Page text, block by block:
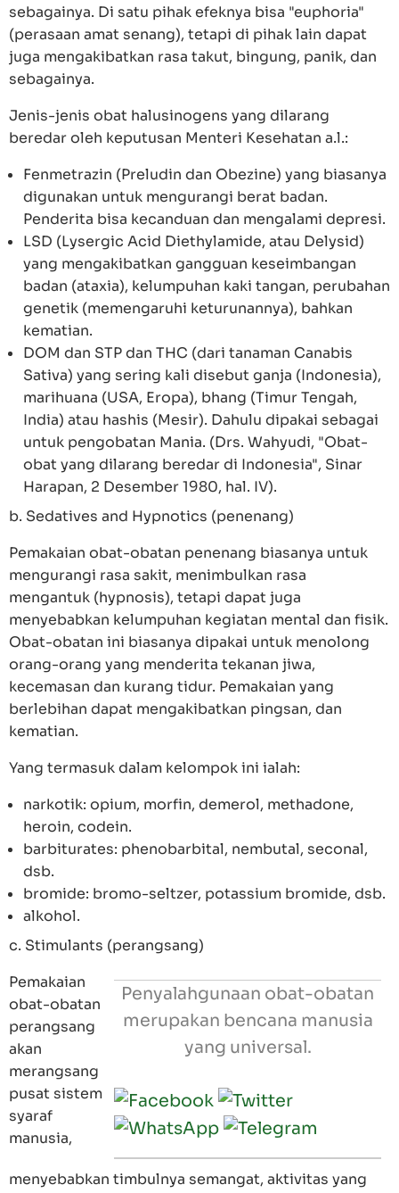
sebagainya. Di satu pihak efeknya bisa "euphoria"
(perasaan amat senang), tetapi di pihak lain dapat
juga mengakibatkan rasa takut, bingung, panik, dan
sebagainya.
Jenis-jenis obat halusinogens yang dilarang
beredar oleh keputusan Menteri Kesehatan a.l.:
Fenmetrazin (Preludin dan Obezine) yang biasanya
digunakan untuk mengurangi berat badan.
Penderita bisa kecanduan dan mengalami depresi.
LSD (Lysergic Acid Diethylamide, atau Delysid)
yang mengakibatkan gangguan keseimbangan
badan (ataxia), kelumpuhan kaki tangan, perubahan
genetik (memengaruhi keturunannya), bahkan
kematian.
DOM dan STP dan THC (dari tanaman Canabis
Sativa) yang sering kali disebut ganja (Indonesia),
marihuana (USA, Eropa), bhang (Timur Tengah,
India) atau hashis (Mesir). Dahulu dipakai sebagai
untuk pengobatan Mania. (Drs. Wahyudi, "Obat-
obat yang dilarang beredar di Indonesia", Sinar
Harapan, 2 Desember 1980, hal. IV).
b. Sedatives and Hypnotics (penenang)
Pemakaian obat-obatan penenang biasanya untuk
mengurangi rasa sakit, menimbulkan rasa
mengantuk (hypnosis), tetapi dapat juga
menyebabkan kelumpuhan kegiatan mental dan fisik.
Obat-obatan ini biasanya dipakai untuk menolong
orang-orang yang menderita tekanan jiwa,
kecemasan dan kurang tidur. Pemakaian yang
berlebihan dapat mengakibatkan pingsan, dan
kematian.
Yang termasuk dalam kelompok ini ialah:
narkotik: opium, morfin, demerol, methadone,
heroin, codein.
barbiturates: phenobarbital, nembutal, seconal,
dsb.
bromide: bromo-seltzer, potassium bromide, dsb.
alkohol.
c. Stimulants (perangsang)
Penyalahgunaan obat-obatan
merupakan bencana manusia
yang universal.
Pemakaian
obat-obatan
perangsang
akan
merangsang
pusat sistem
syaraf
manusia,
menyebabkan timbulnya semangat, aktivitas yang